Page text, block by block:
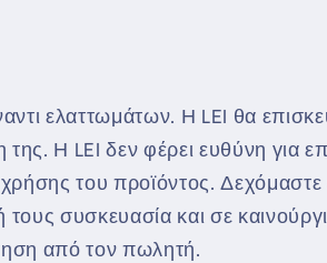
ελαττωμάτων. Η LEI θα
της. Η LEI δεν φέρει ευθύνη για
του προϊόντος. Δεχόμαστε
συσκευασία και σε
από τον πωλητή.